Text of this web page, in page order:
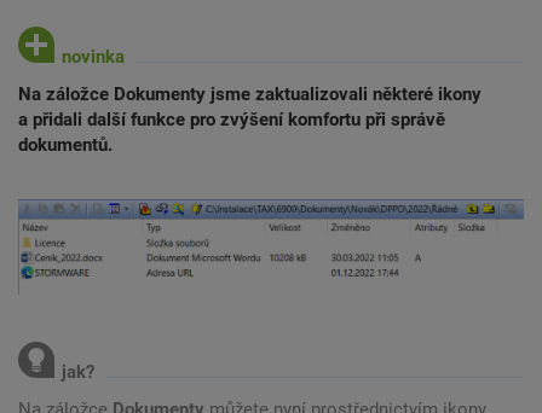
Na záložce Dokumenty jsme zaktualizovali některé ikony
a přidali další funkce pro zvýšení komfortu při správě
dokumentů.